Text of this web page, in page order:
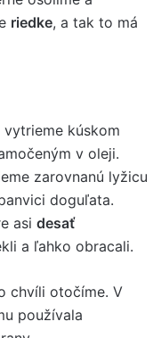
riedke, a tak to má
kúskom
v oleji.
zarovnanú lyžicu
doguľata.
asi desať
a ľahko obracali.
chvíli otočíme. V
používala